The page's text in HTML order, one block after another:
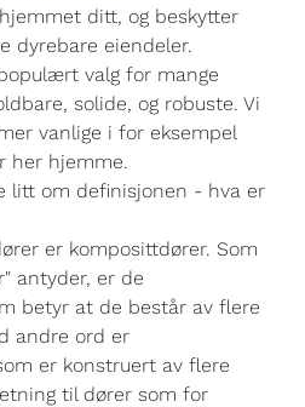
ditt, og beskytter
dyrebare eiendeler.
valg for mange
solide, og robuste. Vi
vanlige i for eksempel
her hjemme.
litt om definisjonen - hva er
er komposittdører. Som
antyder, er de
betyr at de består av flere
andre ord er
er konstruert av flere
til dører som for